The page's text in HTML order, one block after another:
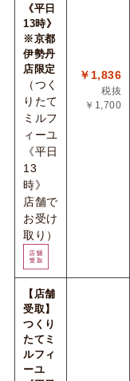
《平日
13時》
※京都
伊勢丹
店限定
（つく
りたて
ミルフ
ィーユ
《平日
13
時》
店舗で
お受け
取り）
￥1,836
税抜
￥1,700
【店舗
受取】
つくり
たてミ
ルフィ
ーユ